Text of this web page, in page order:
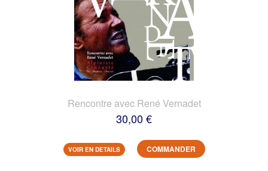
Rencontre avec René Vernadet
30,00 €
VOIR EN DETAILS COMMANDER